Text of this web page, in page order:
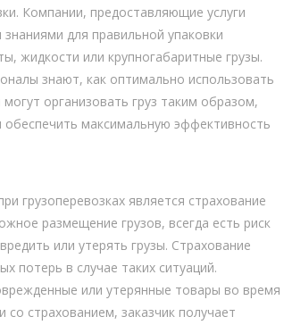
Компании, предоставляющие услуги
для правильной упаковки
жидкости или крупногабаритные грузы.
знают, как оптимально использовать
организовать груз таким образом,
максимальную эффективность
грузоперевозках является страхование
размещение грузов, всегда есть риск
или утерять грузы. Страхование
потерь в случае таких ситуаций.
или утерянные товары во время
страхованием, заказчик получает